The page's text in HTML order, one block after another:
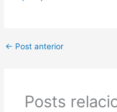
← Post anterior
Posts